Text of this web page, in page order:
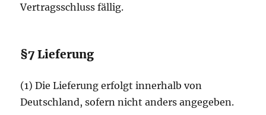
Vertragsschluss fällig.
§7 Lieferung
(1) Die Lieferung erfolgt innerhalb von
Deutschland, sofern nicht anders angegeben.